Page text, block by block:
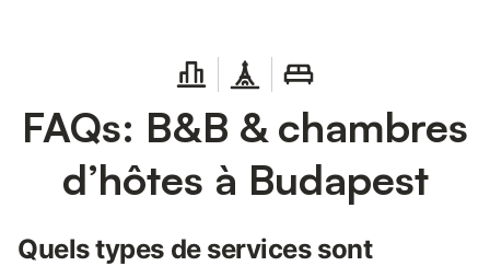
FAQs: B&B & chambres
d’hôtes à Budapest
Quels types de services sont